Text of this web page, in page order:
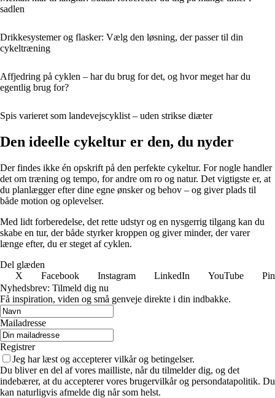
sadlen
Drikkesystemer og flasker: Vælg den løsning, der passer til din
cykeltræning
Affjedring på cyklen – har du brug for det, og hvor meget har du
egentlig brug for?
Spis varieret som landevejscyklist – uden strikse diæter
Den ideelle cykeltur er den, du nyder
Der findes ikke én opskrift på den perfekte cykeltur. For nogle handler
det om træning og tempo, for andre om ro og natur. Det vigtigste er, at
du planlægger efter dine egne ønsker og behov – og giver plads til
både motion og oplevelser.
Med lidt forberedelse, det rette udstyr og en nysgerrig tilgang kan du
skabe en tur, der både styrker kroppen og giver minder, der varer
længe efter, du er steget af cyklen.
Del glæden
X
Facebook Instagram LinkedIn YouTube
Nyhedsbrev: Tilmeld dig nu
Få inspiration, viden og små genveje direkte i din indbakke.
Mailadresse
Registrer
Jeg har læst og accepterer vilkår og betingelser.
Du bliver en del af vores mailliste, når du tilmelder dig, og det
indebærer, at du accepterer vores brugervilkår og persondatapolitik. Du
kan naturligvis afmelde dig når som helst.